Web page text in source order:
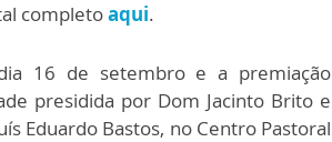
completoaqui.
16 de setembro e a premiação
presidida por Dom Jacinto Brito e
Eduardo Bastos, no Centro Pastoral